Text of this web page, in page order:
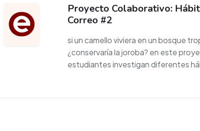
Proyecto Colaborativo:
Correo #2
si un camello viviera en un bosque
¿conservaría la joroba? en este
estudiantes investigan diferentes